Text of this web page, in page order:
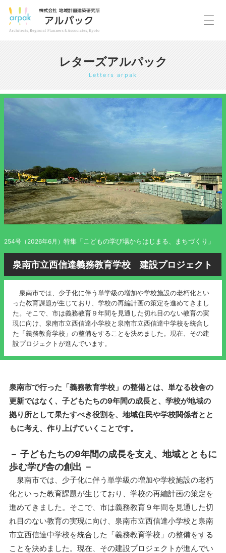
レターズアルパック
Letters arpak
254号（2026年6月） 特集「こどもの学び場からはじまる、まちづくり」
泉南市立西信達義務教育学校 建設プロジェクト
泉南市では、少子化に伴う単学級の増加や学校施設の老朽化とい
った教育課題が生じており、学校の再編計画の策定を進めてきまし
た。そこで、市は義務教育９年間を見通した切れ目のない教育の実
現に向け、泉南市立西信達小学校と泉南市立西信達中学校を統合し
た「義務教育学校」の整備をすることを決めました。現在、その建
設プロジェクトが進んでいます。
泉南市で行った「義務教育学校」の整備とは、単なる校舎の
更新ではなく、子どもたちの9年間の成長と、学校が地域の
拠り所として果たすべき役割を、地域住民や学校関係者とと
もに考え、作り上げていくことです。
－ 子どもたちの9年間の成長を支え、地域とともに
歩む学び舎の創出 －
泉南市では、少子化に伴う単学級の増加や学校施設の老朽
化といった教育課題が生じており、学校の再編計画の策定を
進めてきました。そこで、市は義務教育９年間を見通した切
れ目のない教育の実現に向け、泉南市立西信達小学校と泉南
市立西信達中学校を統合した「義務教育学校」の整備をする
ことを決めました。現在、その建設プロジェクトが進んでい